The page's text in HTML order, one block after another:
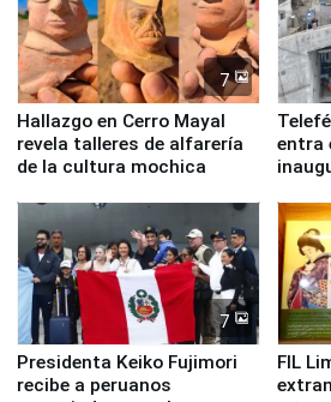
7
Hallazgo en Cerro Mayal
revela talleres de alfarería
de la cultura mochica
entra
7
Presidenta Keiko Fujimori
recibe a peruanos
FIL